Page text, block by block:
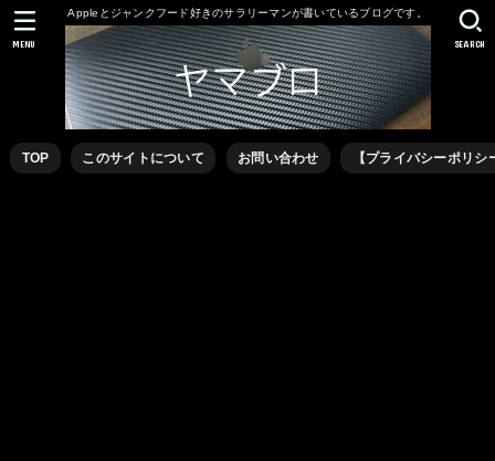
Appleとジャンクフード好きのサラリーマンが書いているブログです。
TOP このサイトについて お問い合わせ 【プライバシーポリシ
SEARCH
MENU